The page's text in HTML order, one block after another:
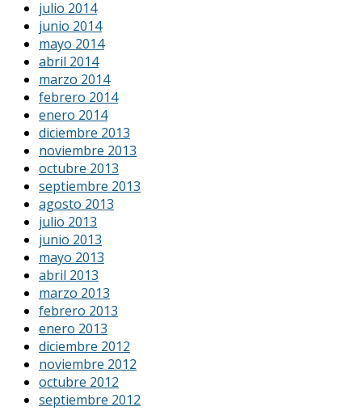
julio 2014
junio 2014
mayo 2014
abril 2014
marzo 2014
febrero 2014
enero 2014
diciembre 2013
noviembre 2013
octubre 2013
septiembre 2013
agosto 2013
julio 2013
junio 2013
mayo 2013
abril 2013
marzo 2013
febrero 2013
enero 2013
diciembre 2012
noviembre 2012
octubre 2012
septiembre 2012